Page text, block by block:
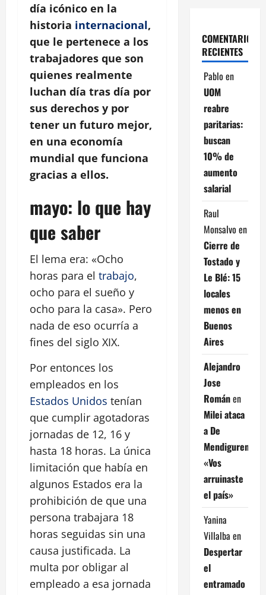
día icónico en la
historia internacional,
que le pertenece a los
trabajadores que son
quienes realmente
luchan día tras día por
sus derechos y por
tener un futuro mejor,
en una economía
mundial que funciona
gracias a ellos.
mayo: lo que hay
que saber
El lema era: «Ocho
horas para el trabajo,
ocho para el sueño y
ocho para la casa». Pero
nada de eso ocurría a
fines del siglo XIX.
Por entonces los
empleados en los
Estados Unidos tenían
que cumplir agotadoras
jornadas de 12, 16 y
hasta 18 horas. La única
limitación que había en
algunos Estados era la
prohibición de que una
persona trabajara 18
horas seguidas sin una
causa justificada. La
multa por obligar al
empleado a esa jornada
COMENTARIOS
RECIENTES
Pablo en
UOM
reabre
paritarias:
buscan
10% de
aumento
salarial
Raul
Monsalvo en
Cierre de
Tostado y
Le Blé: 15
locales
menos en
Buenos
Aires
Alejandro
Jose
Románen
Milei ataca
a De
Mendiguren:
«Vos
arruinaste
el país»
Yanina
Villalba en
Despertar
el
entramado